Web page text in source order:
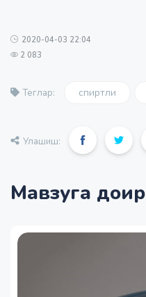
2020-04-03 22:04
2 083
Теглар: спиртли
Улашиш:
Мавзуга доир